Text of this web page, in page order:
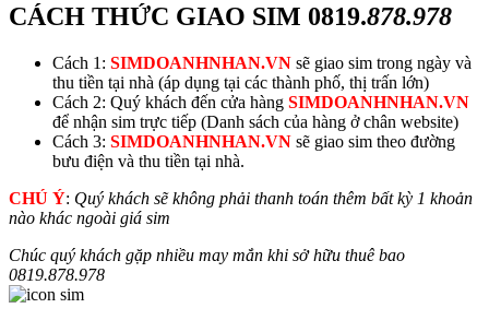
CÁCH THỨC GIAO SIM 0819.878.978
Cách 1: SIMDOANHNHAN.VN sẽ giao sim trong ngày và
thu tiền tại nhà (áp dụng tại các thành phố, thị trấn lớn)
Cách 2: Quý khách đến cửa hàng SIMDOANHNHAN.VN
để nhận sim trực tiếp (Danh sách của hàng ở chân website)
Cách 3: SIMDOANHNHAN.VN sẽ giao sim theo đường
bưu điện và thu tiền tại nhà.
CHÚ Ý: Quý khách sẽ không phải thanh toán thêm bất kỳ 1 khoản
nào khác ngoài giá sim
Chúc quý khách gặp nhiều may mắn khi sở hữu thuê bao
0819.878.978